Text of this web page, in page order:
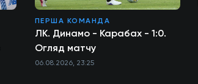
ПЕРША КОМАНДА
ЛК. Динамо - Карабах - 1:0.
Огляд матчу
06.08.2026, 23:25